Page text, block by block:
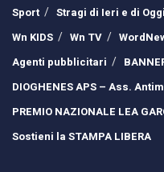
Sport
Stragi di Ieri e di Oggi
Wn KIDS
Wn TV
Agenti pubblicitari
DIOGHENES APS – Ass.
PREMIO NAZIONALE LEA
Sostieni la STAMPA LIBERA